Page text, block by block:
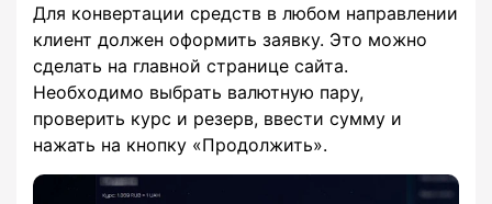
Для конвертации средств в любом направлении
клиент должен оформить заявку. Это можно
сделать на главной странице сайта.
Необходимо выбрать валютную пару,
проверить курс и резерв, ввести сумму и
нажать на кнопку «Продолжить».